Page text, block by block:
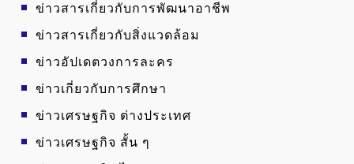
ข่าวสารเกี่ยวกับการพัฒนาอาชีพ
ข่าวสารเกี่ยวกับสิ่งแวดล้อม
ข่าวอัปเดตวงการละคร
ข่าวเกี่ยวกับการศึกษา
ข่าวเศรษฐกิจ ต่างประเทศ
ข่าวเศรษฐกิจ สั้น ๆ